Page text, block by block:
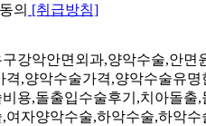
의 [취급방침]
강악안면외과,양악수술,안
격,양악수술가격,양악수술유
용,돌출입수술후기,치아돌
여자양악수술,하악수술,하악